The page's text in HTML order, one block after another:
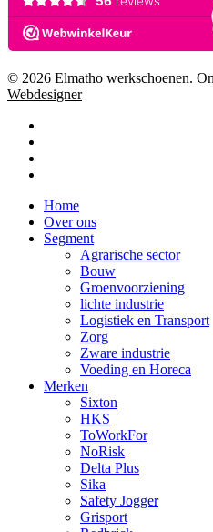
© 2026 Elmatho werkschoenen.
Webdesigner
Close
Menu
Home
Over ons
Segment
Agrarische sector
Bouw
Groenvoorziening
lichte industrie
Logistiek en Transport
Zorg
Zware industrie
Voeding en Horeca
Merken
Sixton
HKS
ToWorkFor
NoRisk
Delta Plus
Sika
Safety Jogger
Grisport